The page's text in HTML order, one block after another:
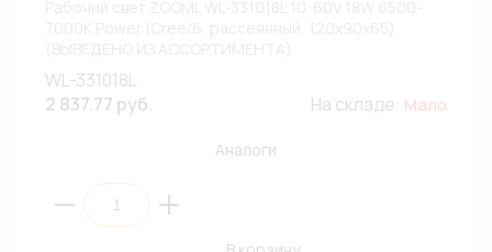
WL-331018L
2 837.77 руб.
На складе: Мало
Аналоги